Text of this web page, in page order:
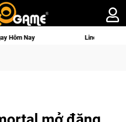
Lineage W – Quyền lực và tài